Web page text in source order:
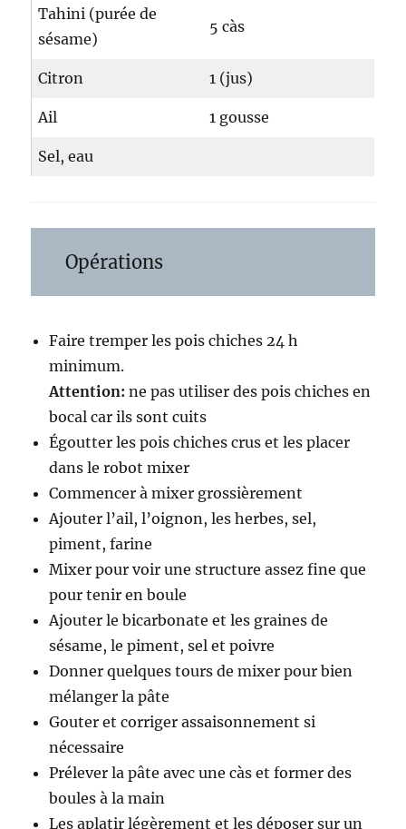
Tahini (purée de
sésame)
5 càs
Citron 1 (jus)
Ail 1 gousse
Sel, eau
Opérations
Faire tremper les pois chiches 24 h
minimum.
Attention: ne pas utiliser des pois chiches en
bocal car ils sont cuits
Égoutter les pois chiches crus et les placer
dans le robot mixer
Commencer à mixer grossièrement
Ajouter l’ail, l’oignon, les herbes, sel,
piment, farine
Mixer pour voir une structure assez fine que
pour tenir en boule
Ajouter le bicarbonate et les graines de
sésame, le piment, sel et poivre
Donner quelques tours de mixer pour bien
mélanger la pâte
Gouter et corriger assaisonnement si
nécessaire
Prélever la pâte avec une càs et former des
boules à la main
Les aplatir légèrement et les déposer sur un